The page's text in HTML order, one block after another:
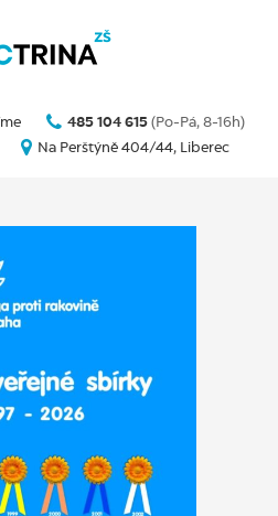
485 104 615 (Po-Pá, 8-16h)
Na Perštýně 404/44, Liberec